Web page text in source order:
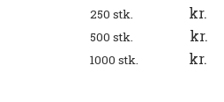
250 stk. kr.
500 stk. kr.
1000 stk. kr.